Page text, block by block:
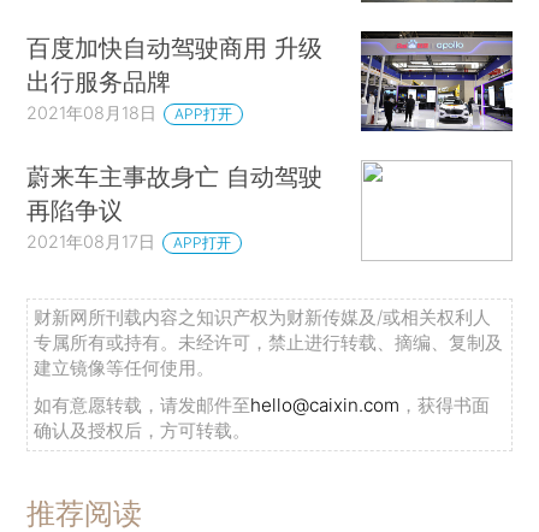
百度加快自动驾驶商用 升级
出行服务品牌
2021年08月18日 APP打开
蔚来车主事故身亡 自动驾驶
再陷争议
2021年08月17日 APP打开
财新网所刊载内容之知识产权为财新传媒及/或相关权利人
专属所有或持有。未经许可，禁止进行转载、摘编、复制及
建立镜像等任何使用。
如有意愿转载，请发邮件至hello@caixin.com ，获得书面
确认及授权后，方可转载。
推荐阅读